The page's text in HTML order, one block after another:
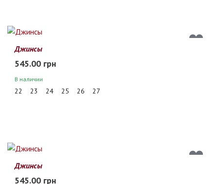
Джинсы
545.00 грн
В наличии
22 23 24 25 26 27
Джинсы
545.00 грн